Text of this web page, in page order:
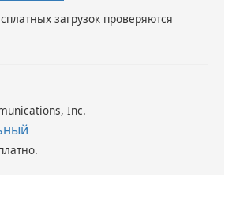
загрузок проверяются
Inc.